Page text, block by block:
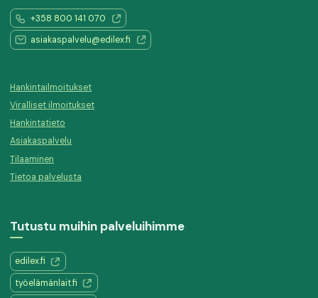
+358 800 141 070
asiakaspalvelu@edilex.fi
Hankintailmoitukset
Viralliset ilmoitukset
Hankintatieto
Asiakaspalvelu
Tilaaminen
Tietoa palvelusta
Tutustu muihin palveluihimme
edilex.fi
työelämänlait.fi